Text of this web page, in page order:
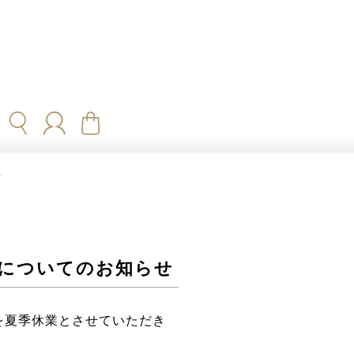
ついてのお知らせ
季休業とさせていただき